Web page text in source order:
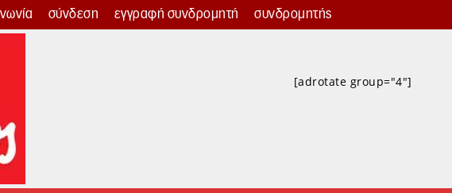
σύνδεση εγγραφή συνδρομητή συνδρομητής
[adrotate group="4"]